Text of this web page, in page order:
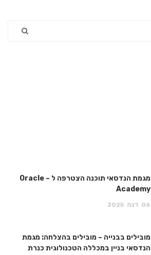
מגמת הנדסאי תוכנה הצטרפה ל – Oracle
Academy
06 דצמ 2025
מובילים בבנייה – מובילים בהצלחה: מגמת
הנדסאי בניין במכללה הטכנולוגית כנרת